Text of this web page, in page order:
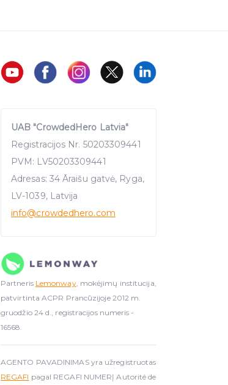
UAB "CrowdedHero Latvia"
Registracijos Nr. 50203309441
PVM: LV50203309441
Adresas: 34 Āraišu gatvė, Ryga,
LV-1039, Latvija
info@crowdedhero.com
Partneris Lemonway, mokėjimų institucija,
patvirtinta ACPR Prancūzijoje 2012 m.
gruodžio 24 d., registracijos numeris -
16568.
AGENTO PAVADINIMAS yra užregistruotas
REGAFI pagal REGAFI NUMERĮ Autorité de